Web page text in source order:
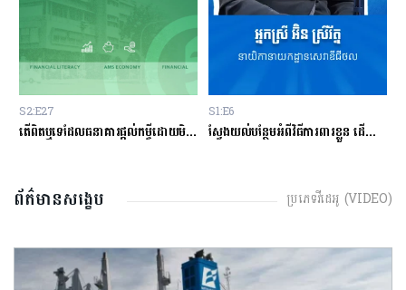
S2:E27
តើពិតឬទេដែលធនាគារផ្ដល់កម្ចីដោយមិនសិក្សាលើលទ្ធភាពសងត្រឡប់?
S1:E6
ស្វែងយល់បន្ថែមអំពីវិធីការពារខ្លួន ដើម្បីជៀសវាងពីការឆបោកតាមបច្ចេកវិទ្យាហិរញ្ញវត្ថុ!
ព័ត៌មានសង្ខេប ប្រភេទវីដេអូ (VIDEO)